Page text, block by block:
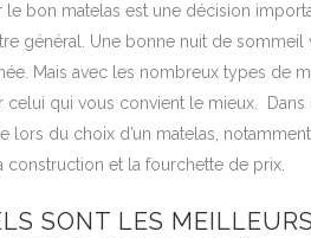
le bon matelas est une décision
général. Une bonne nuit de sommeil
Mais avec les nombreux types de
celui qui vous convient le mieux.
lors du choix d’un matelas,
construction et la fourchette de prix.
SONT LES